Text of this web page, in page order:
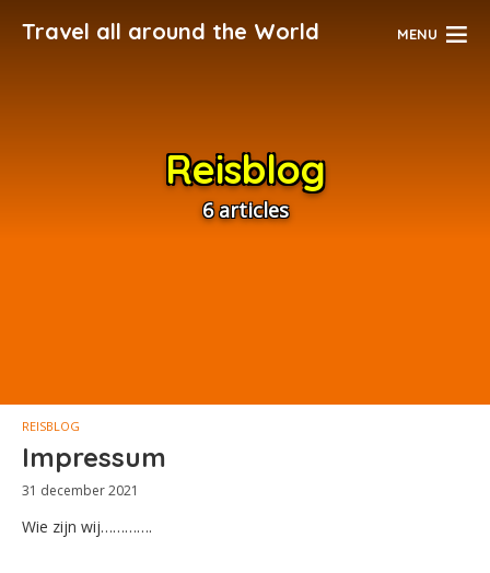
Travel all around the World MENU
Reisblog
6 articles
REISBLOG
Impressum
31 december 2021
Wie zijn wij………….